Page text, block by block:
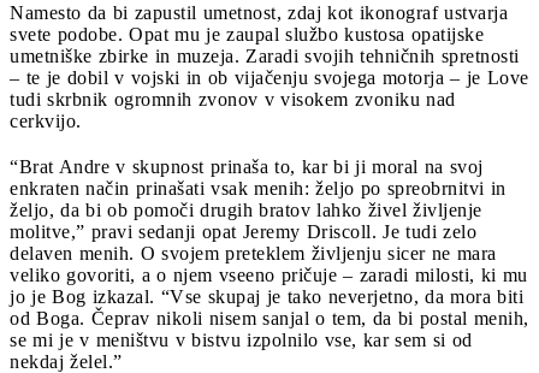
Namesto da bi zapustil umetnost, zdaj kot ikonograf ustvarja
svete podobe. Opat mu je zaupal službo kustosa opatijske
umetniške zbirke in muzeja. Zaradi svojih tehničnih spretnosti
– te je dobil v vojski in ob vijačenju svojega motorja – je Love
tudi skrbnik ogromnih zvonov v visokem zvoniku nad
cerkvijo.
“Brat Andre v skupnost prinaša to, kar bi ji moral na svoj
enkraten način prinašati vsak menih: željo po spreobrnitvi in
željo, da bi ob pomoči drugih bratov lahko živel življenje
molitve,” pravi sedanji opat Jeremy Driscoll. Je tudi zelo
delaven menih. O svojem preteklem življenju sicer ne mara
veliko govoriti, a o njem vseeno pričuje – zaradi milosti, ki mu
jo je Bog izkazal. “Vse skupaj je tako neverjetno, da mora biti
od Boga. Čeprav nikoli nisem sanjal o tem, da bi postal menih,
se mi je v meništvu v bistvu izpolnilo vse, kar sem si od
nekdaj želel.”